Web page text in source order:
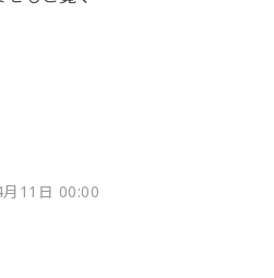
11日 00:00